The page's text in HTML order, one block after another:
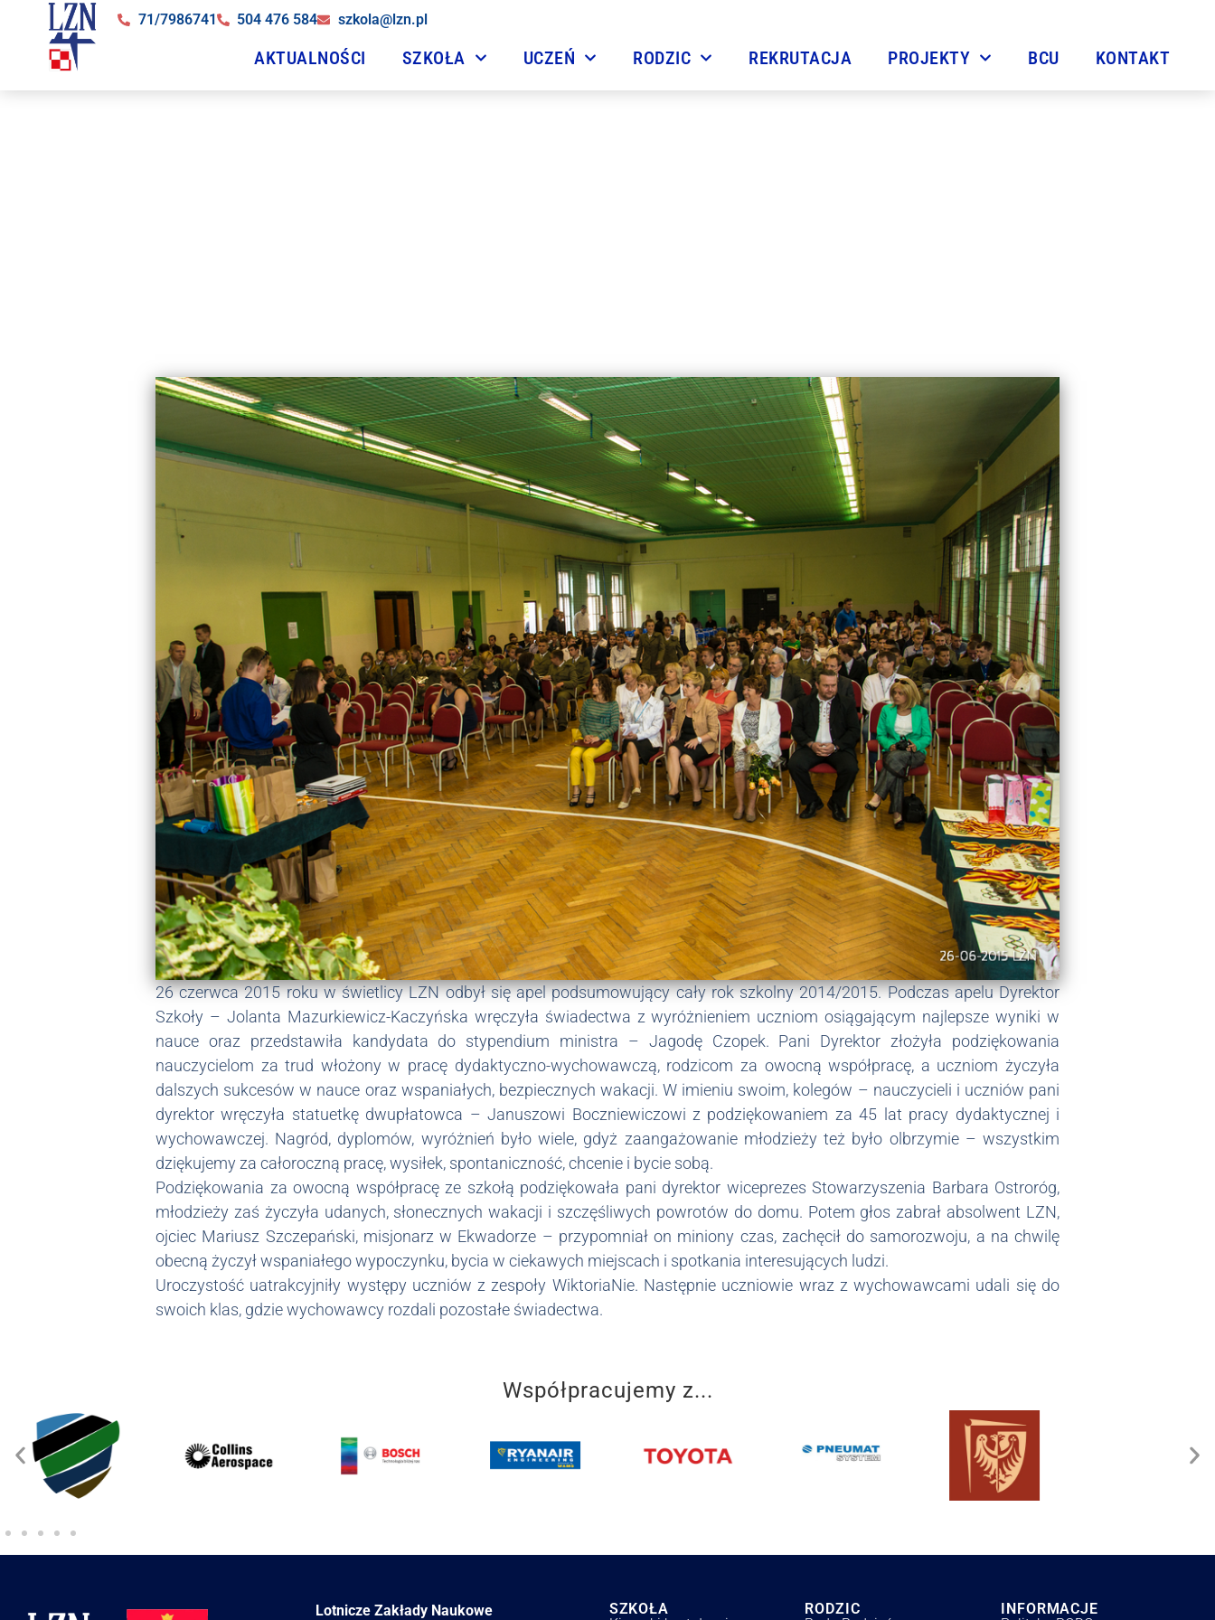
71/7986741 504 476 584 szkola@lzn.pl
AKTUALNOŚCI SZKOŁA UCZEŃ RODZIC REKRUTACJA PROJEKTY BCU KONTAKT
26 czerwca 2015 roku w świetlicy LZN odbył się apel podsumowujący cały rok szkolny 2014/2015. Podczas apelu Dyrektor
Szkoły – Jolanta Mazurkiewicz-Kaczyńska wręczyła świadectwa z wyróżnieniem uczniom osiągającym najlepsze wyniki w
nauce oraz przedstawiła kandydata do stypendium ministra – Jagodę Czopek. Pani Dyrektor złożyła podziękowania
nauczycielom za trud włożony w pracę dydaktyczno-wychowawczą, rodzicom za owocną współpracę, a uczniom życzyła
dalszych sukcesów w nauce oraz wspaniałych, bezpiecznych wakacji. W imieniu swoim, kolegów – nauczycieli i uczniów pani
dyrektor wręczyła statuetkę dwupłatowca – Januszowi Boczniewiczowi z podziękowaniem za 45 lat pracy dydaktycznej i
wychowawczej. Nagród, dyplomów, wyróżnień było wiele, gdyż zaangażowanie młodzieży też było olbrzymie – wszystkim
dziękujemy za całoroczną pracę, wysiłek, spontaniczność, chcenie i bycie sobą.
Podziękowania za owocną współpracę ze szkołą podziękowała pani dyrektor wiceprezes Stowarzyszenia Barbara Ostroróg,
młodzieży zaś życzyła udanych, słonecznych wakacji i szczęśliwych powrotów do domu. Potem głos zabrał absolwent LZN,
ojciec Mariusz Szczepański, misjonarz w Ekwadorze – przypomniał on miniony czas, zachęcił do samorozwoju, a na chwilę
obecną życzył wspaniałego wypoczynku, bycia w ciekawych miejscach i spotkania interesujących ludzi.
Uroczystość uatrakcyjniły występy uczniów z zespoły WiktoriaNie. Następnie uczniowie wraz z wychowawcami udali się do
swoich klas, gdzie wychowawcy rozdali pozostałe świadectwa.
Współpracujemy z...
Lotnicze Zakłady Naukowe
SZKOŁA
RODZIC
INFORMACJE